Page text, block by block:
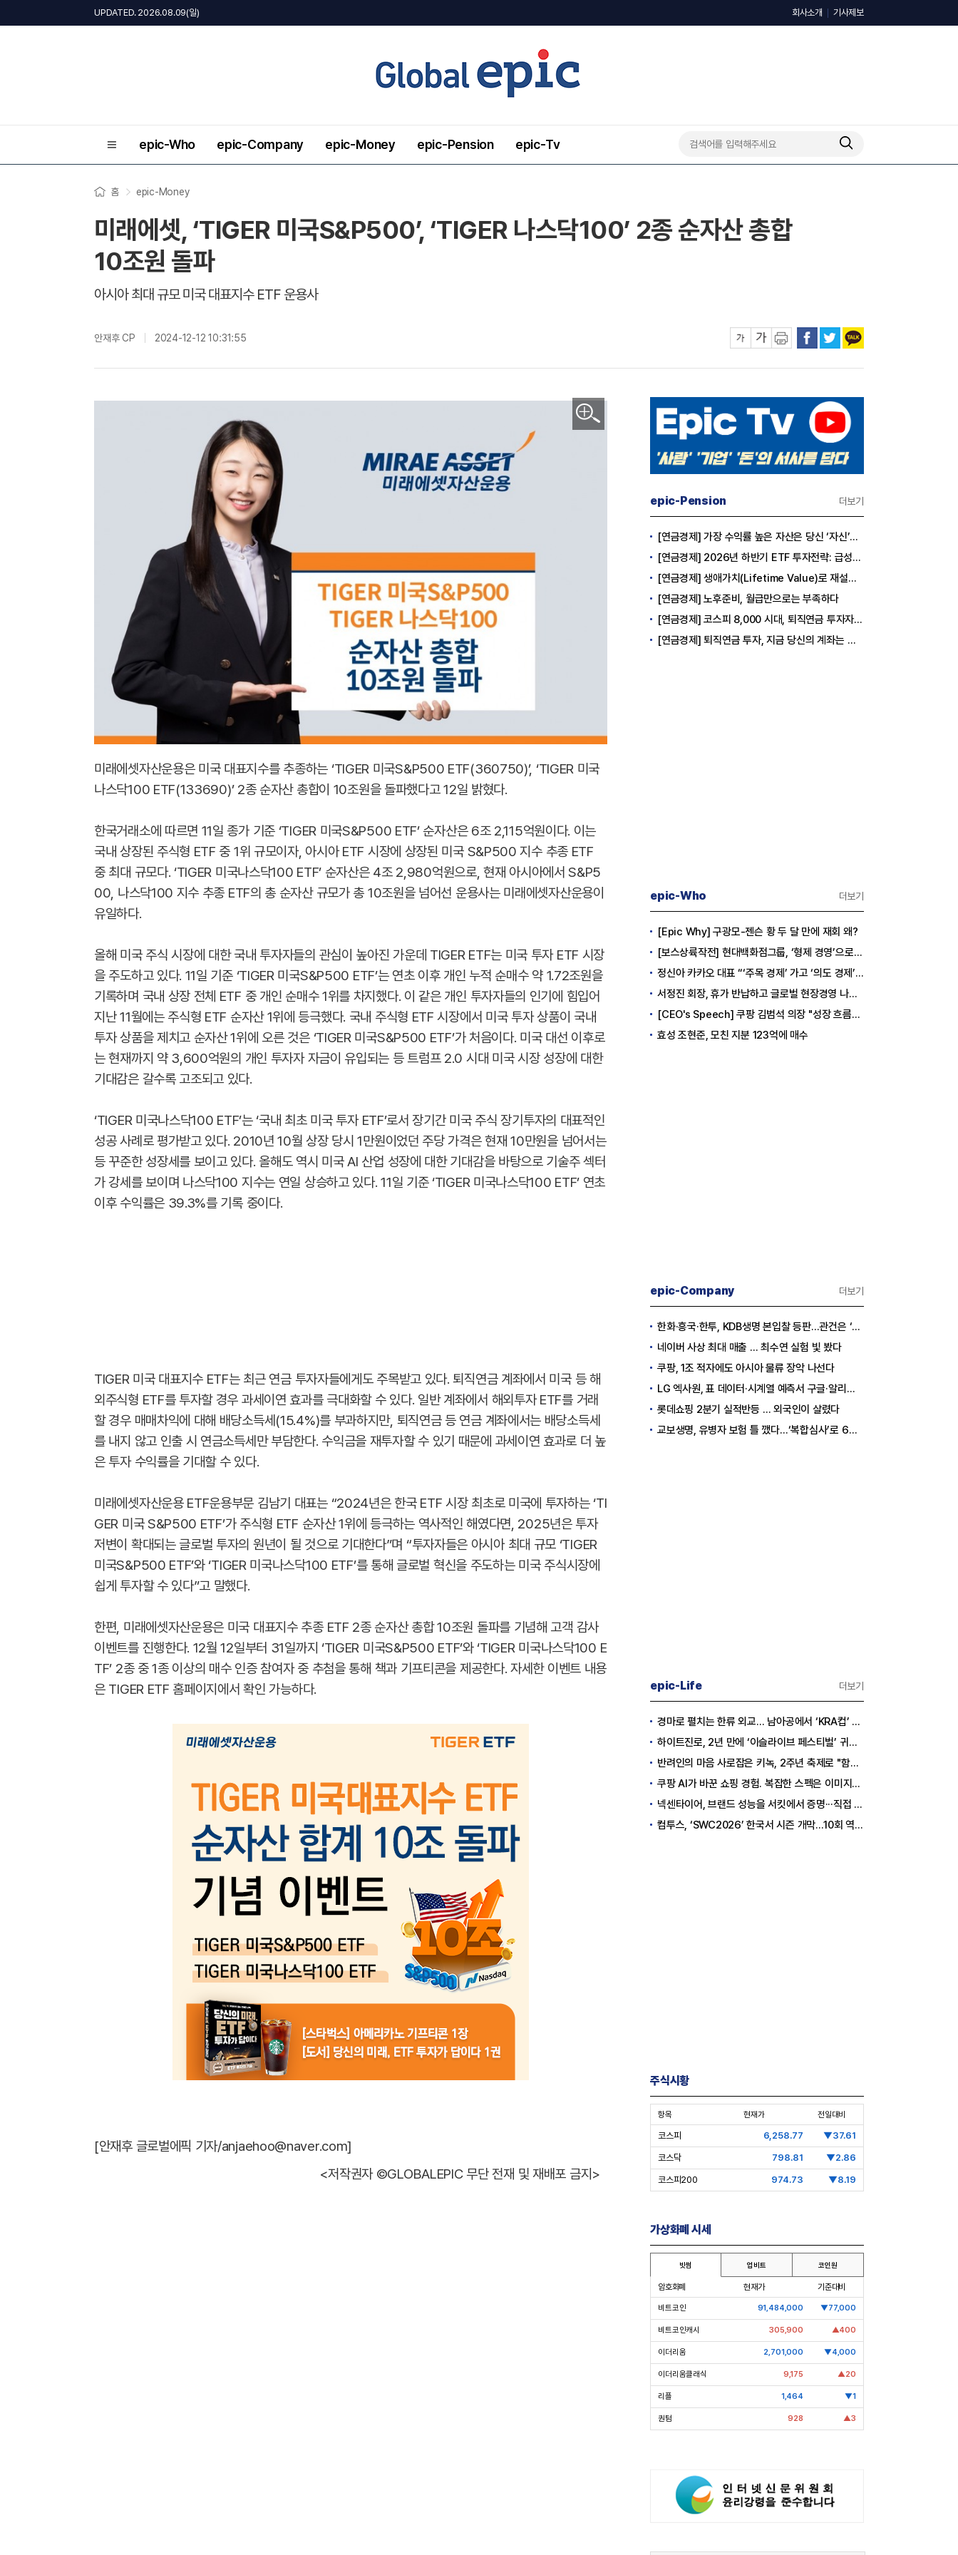
UPDATED. 2026.08.09(일) 회사소개 기사제보
epic-Who epic-Company epic-Money epic-Pension epic-Tv
홈 epic-Money
미래에셋, ‘TIGER 미국S&P500’, ‘TIGER 나스닥100’ 2종 순자산 총합
10조원 돌파
아시아 최대 규모 미국 대표지수 ETF 운용사
안재후 CP 2024-12-12 10:31:55
이미지 확대보기
미래에셋자산운용은 미국 대표지수를 추종하는 ‘TIGER 미국S&P500 ETF(360750)’, ‘TIGER 미국
나스닥100 ETF(133690)’ 2종 순자산 총합이 10조원을 돌파했다고 12일 밝혔다.
한국거래소에 따르면 11일 종가 기준 ‘TIGER 미국S&P500 ETF’ 순자산은 6조 2,115억원이다. 이는
국내 상장된 주식형 ETF 중 1위 규모이자, 아시아 ETF 시장에 상장된 미국 S&P500 지수 추종 ETF
중 최대 규모다. ‘TIGER 미국나스닥100 ETF’ 순자산은 4조 2,980억원으로, 현재 아시아에서 S&P5
00, 나스닥100 지수 추종 ETF의 총 순자산 규모가 총 10조원을 넘어선 운용사는 미래에셋자산운용이
유일하다.
올해 미국 주식 시장에 대한 국내 투자자들의 관심이 높아진 가운데 TIGER ETF는 미국 투자 ETF 시장
을 주도하고 있다. 11일 기준 ‘TIGER 미국S&P500 ETF’는 연초 이후 개인 누적 순매수 약 1.72조원을
기록하며 국내 상장 전체 ETF 중 개인 순매수 1위를 차지했다. 이 같은 개인 투자자들의 인기에 힘입어
지난 11월에는 주식형 ETF 순자산 1위에 등극했다. 국내 주식형 ETF 시장에서 미국 투자 상품이 국내
투자 상품을 제치고 순자산 1위에 오른 것은 ‘TIGER 미국S&P500 ETF’가 처음이다. 미국 대선 이후로
는 현재까지 약 3,600억원의 개인 투자자 자금이 유입되는 등 트럼프 2.0 시대 미국 시장 성장에 대한
기대감은 갈수록 고조되고 있다.
‘TIGER 미국나스닥100 ETF’는 ‘국내 최초 미국 투자 ETF’로서 장기간 미국 주식 장기투자의 대표적인
성공 사례로 평가받고 있다. 2010년 10월 상장 당시 1만원이었던 주당 가격은 현재 10만원을 넘어서는
등 꾸준한 성장세를 보이고 있다. 올해도 역시 미국 AI 산업 성장에 대한 기대감을 바탕으로 기술주 섹터
가 강세를 보이며 나스닥100 지수는 연일 상승하고 있다. 11일 기준 ‘TIGER 미국나스닥100 ETF’ 연초
이후 수익률은 39.3%를 기록 중이다.
TIGER 미국 대표지수 ETF는 최근 연금 투자자들에게도 주목받고 있다. 퇴직연금 계좌에서 미국 등 해
외주식형 ETF를 투자할 경우 과세이연 효과를 극대화할 수 있다. 일반 계좌에서 해외투자 ETF를 거래
할 경우 매매차익에 대해 배당소득세(15.4%)를 부과하지만, 퇴직연금 등 연금 계좌에서는 배당소득세
를 내지 않고 인출 시 연금소득세만 부담한다. 수익금을 재투자할 수 있기 때문에 과세이연 효과로 더 높
은 투자 수익률을 기대할 수 있다.
미래에셋자산운용 ETF운용부문 김남기 대표는 “2024년은 한국 ETF 시장 최초로 미국에 투자하는 ‘TI
GER 미국 S&P500 ETF’가 주식형 ETF 순자산 1위에 등극하는 역사적인 해였다면, 2025년은 투자
저변이 확대되는 글로벌 투자의 원년이 될 것으로 기대한다”며 “투자자들은 아시아 최대 규모 ‘TIGER
미국S&P500 ETF’와 ‘TIGER 미국나스닥100 ETF’를 통해 글로벌 혁신을 주도하는 미국 주식시장에
쉽게 투자할 수 있다”고 말했다.
한편, 미래에셋자산운용은 미국 대표지수 추종 ETF 2종 순자산 총합 10조원 돌파를 기념해 고객 감사
이벤트를 진행한다. 12월 12일부터 31일까지 ‘TIGER 미국S&P500 ETF’와 ‘TIGER 미국나스닥100 E
TF’ 2종 중 1종 이상의 매수 인증 참여자 중 추첨을 통해 책과 기프티콘을 제공한다. 자세한 이벤트 내용
은 TIGER ETF 홈페이지에서 확인 가능하다.
[안재후 글로벌에픽 기자/anjaehoo@naver.com]
<저작권자 ©GLOBALEPIC 무단 전재 및 재배포 금지>
epic-Pension 더보기
[연금경제] 가장 수익률 높은 자산은 당신 ‘자신’이다
[연금경제] 2026년 하반기 ETF 투자전략: 급성장의 상반기를 접고, 이제 '실적'이 가르는 하반기를 맞다
[연금경제] 생애가치(Lifetime Value)로 재설계하는 은퇴 후 안정적 생활보장과 평생소득 전략
[연금경제] 노후준비, 월급만으로는 부족하다
[연금경제] 코스피 8,000 시대, 퇴직연금 투자자는 왜 지금 FOMO를 경계해야 하는가
[연금경제] 퇴직연금 투자, 지금 당신의 계좌는 어느 편인가?
epic-Who 더보기
[Epic Why] 구광모-젠슨 황 두 달 만에 재회 왜?
[보스상륙작전] 현대백화점그룹, ‘형제 경영’으로 방향 틀었다
정신아 카카오 대표 “‘주목 경제’ 가고 ‘의도 경제’ 왔다”
서정진 회장, 휴가 반납하고 글로벌 현장경영 나선다
[CEO's Speech] 쿠팡 김범석 의장 "성장 흐름은 변하지 않았다"
효성 조현준, 모친 지분 123억에 매수
epic-Company 더보기
한화·흥국·한투, KDB생명 본입찰 등판…관건은 ‘산은 증자 규모’
네이버 사상 최대 매출 … 최수연 실험 빛 봤다
쿠팡, 1조 적자에도 아시아 물류 장악 나선다
LG 엑사원, 표 데이터·시계열 예측서 구글·알리바바 제쳤다
롯데쇼핑 2분기 실적반등 … 외국인이 살렸다
교보생명, 유병자 보험 틀 깼다…‘복합심사’로 6개월 독점권 획득
epic-Life 더보기
경마로 펼치는 한류 외교… 남아공에서 ‘KRA컵’ 개최하는 한국마사회
하이트진로, 2년 만에 ‘이슬라이브 페스티벌’ 귀환…25,000명 규모 대확장
반려인의 마음 사로잡은 키녹, 2주년 축제로 "함께하는 즐거움"을 선물하다
쿠팡 AI가 바꾼 쇼핑 경험. 복잡한 스펙은 이미지로, 수백 개 리뷰는 한눈에…
넥센타이어, 브랜드 성능을 서킷에서 증명···직접 체험하는 고객 참여형 마케팅 확대
컴투스, ‘SWC2026’ 한국서 시즌 개막…10회 역사를 이어갈 챔피언은 누가 될까
주식시황
항목 현재가 전일대비
코스피 6,258.77 ▼37.61
코스닥 798.81 ▼2.86
코스피200 974.73 ▼8.19
가상화폐 시세
빗썸 업비트 코인원
암호화폐 현재가 기준대비
비트코인 91,484,000 ▼77,000
비트코인캐시 305,900 ▲400
이더리움 2,701,000 ▼4,000
이더리움클래식 9,175 ▲20
리플 1,464 ▼1
퀀텀 928 ▲3